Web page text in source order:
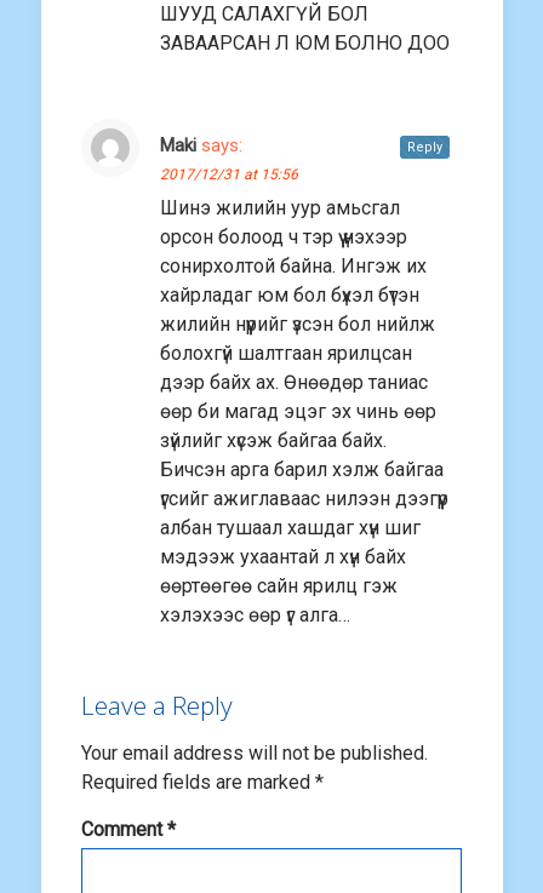
ШУУД САЛАХГҮЙ БОЛ
ЗАВААРСАН Л ЮМ БОЛНО ДОО
Maki says:
2017/12/31 at 15:56
Шинэ жилийн уур амьсгал
орсон болоод ч тэр үү үнэхээр
сонирхолтой байна. Ингэж их
хайрладаг юм бол бүхэл бүтэн
жилийн нүүрийг үзсэн бол нийлж
болохгүй шалтгаан ярилцсан
дээр байх ах. Өнөөдөр таниас
өөр би магад эцэг эх чинь өөр
зүйлийг хүсэж байгаа байх.
Бичсэн арга барил хэлж байгаа
үгсийг ажиглаваас нилээн дээгүүр
албан тушаал хашдаг хүн шиг
мэдээж ухаантай л хүн байх
өөртөөгөө сайн ярилц гэж
хэлэхээс өөр үг алга…
Reply
Leave a Reply
Your email address will not be published.
Required fields are marked *
Comment*